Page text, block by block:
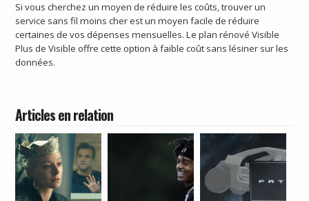
Si vous cherchez un moyen de réduire les coûts, trouver un
service sans fil moins cher est un moyen facile de réduire
certaines de vos dépenses mensuelles. Le plan rénové Visible
Plus de Visible offre cette option à faible coût sans lésiner sur les
données.
Articles en relation